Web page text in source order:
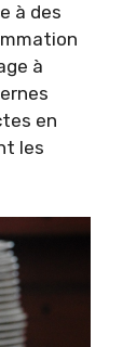
à des
à
en
les